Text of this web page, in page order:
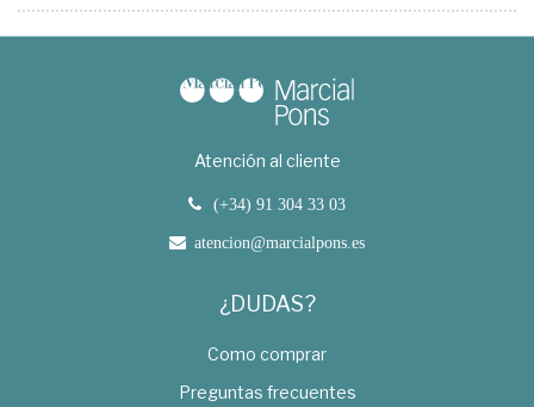
Atención al cliente
(+34) 91 304 33 03
atencion@marcialpons.es
¿DUDAS?
Como comprar
Preguntas frecuentes